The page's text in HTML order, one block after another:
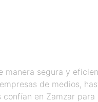
manera segura y
de medios,
en Zamzar para